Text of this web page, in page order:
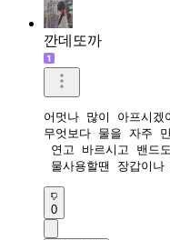
깐데또까
어멋나 많이 아프시겠
무엇보다 물을 자주
연고 바르시고 밴드
물사용할땐 장갑이나
0